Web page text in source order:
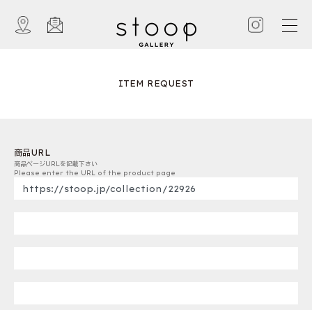
ITEM REQUEST
商品URL
商品ページURLを記載下さい
Please enter the URL of the product page